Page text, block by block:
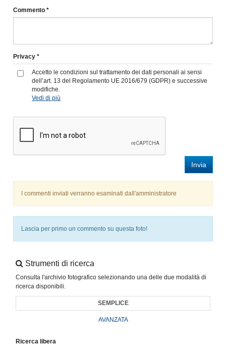
Commento *
Privacy *
Accetto le condizioni sul trattamento dei dati personali ai sensi
dell’art. 13 del Regolamento UE 2016/679 (GDPR) e successive
modifiche.
Vedi di più
Invia
I commenti inviati verranno esaminati dall'amministratore
Lascia per primo un commento su questa foto!
Strumenti di ricerca
Consulta l'archivio fotografico selezionando una delle due modalità di
ricerca disponibili.
SEMPLICE
AVANZATA
Ricerca libera